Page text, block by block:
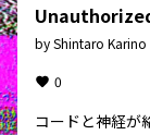
byShintaro Karino
0
コードと神経が